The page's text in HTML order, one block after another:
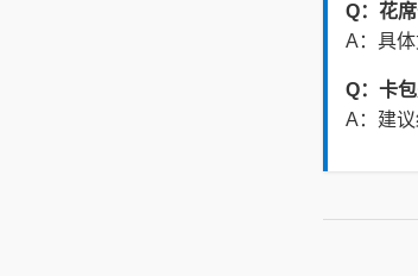
Q：花
A：具
Q：卡
A：建